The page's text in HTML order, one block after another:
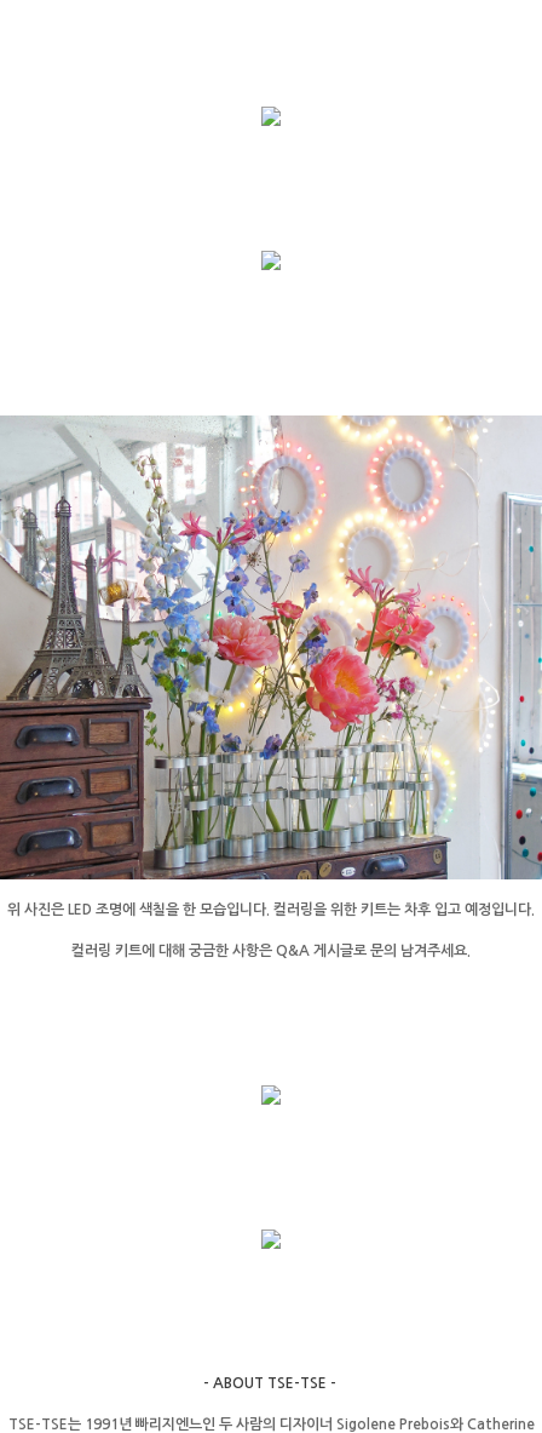
위 사진은 LED 조명에 색칠을 한 모습입니다. 컬러링을 위한 키트는 차후 입고 예정입니다.
컬러링 키트에 대해 궁금한 사항은 Q&A 게시글로 문의 남겨주세요.
- ABOUT TSE-TSE -
TSE-TSE는 1991년 빠리지엔느인 두 사람의 디자이너 Sigolene Prebois와 Catherine